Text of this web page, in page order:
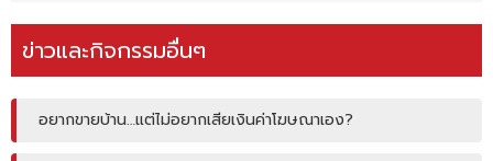
ข่าวและกิจกรรมอื่นๆ
อยากขายบ้าน…แต่ไม่อยากเสียเงินค่าโฆษณาเอง?